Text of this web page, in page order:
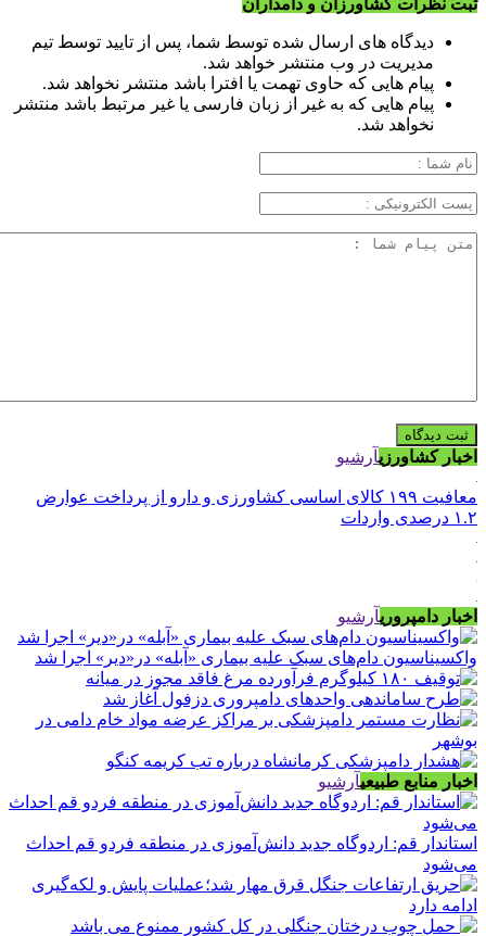
ثبت نظرات کشاورزان و دامداران
دیدگاه های ارسال شده توسط شما، پس از تایید توسط تیم
مدیریت در وب منتشر خواهد شد.
پیام هایی که حاوی تهمت یا افترا باشد منتشر نخواهد شد.
پیام هایی که به غیر از زبان فارسی یا غیر مرتبط باشد منتشر
نخواهد شد.
اخبار کشاورزیآرشیو
معافیت ۱۹۹ کالای اساسی کشاورزی و دارو از پرداخت عوارض
۱.۲ درصدی واردات
اخبار دامپروریآرشیو
واکسیناسیون دام‌های سبک علیه بیماری «آبله» در«دیر» اجرا شد
اخبار منابع طبیعیآرشیو
استاندار قم: اردوگاه جدید دانش‌آموزی در منطقه فردو قم احداث
می‌شود